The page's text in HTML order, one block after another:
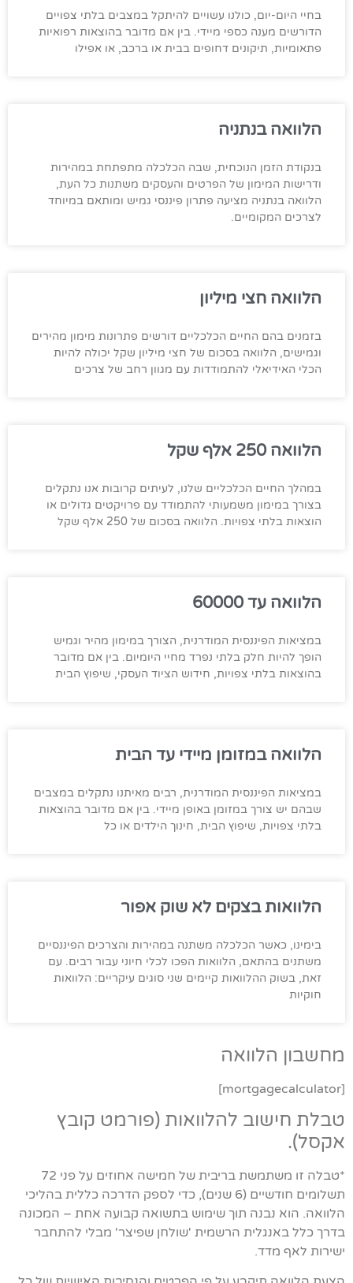
בחיי היום-יום, כולנו עשויים להיתקל במצבים בלתי צפויים
הדורשים מענה כספי מיידי. בין אם מדובר בהוצאות רפואיות
פתאומיות, תיקונים דחופים בבית או ברכב, או אפילו
הלוואה בנתניה
בנקודת הזמן הנוכחית, שבה הכלכלה מתפתחת במהירות
ודרישות המימון של הפרטים והעסקים משתנות כל העת,
הלוואה בנתניה מציעה פתרון פיננסי גמיש ומותאם במיוחד
לצרכים המקומיים.
הלוואה חצי מיליון
בזמנים בהם החיים הכלכליים דורשים פתרונות מימון מהירים
וגמישים, הלוואה בסכום של חצי מיליון שקל יכולה להיות
הכלי האידיאלי להתמודדות עם מגוון רחב של צרכים
הלוואה 250 אלף שקל
במהלך החיים הכלכליים שלנו, לעיתים קרובות אנו נתקלים
בצורך במימון משמעותי להתמודד עם פרויקטים גדולים או
הוצאות בלתי צפויות. הלוואה בסכום של 250 אלף שקל
הלוואה עד 60000
במציאות הפיננסית המודרנית, הצורך במימון מהיר וגמיש
הופך להיות חלק בלתי נפרד מחיי היומיום. בין אם מדובר
בהוצאות בלתי צפויות, חידוש הציוד העסקי, שיפוץ הבית
הלוואה במזומן מיידי עד הבית
במציאות הפיננסית המודרנית, רבים מאיתנו נתקלים במצבים
שבהם יש צורך במזומן באופן מיידי. בין אם מדובר בהוצאות
בלתי צפויות, שיפוץ הבית, חינוך הילדים או כל
הלוואות בצקים לא שוק אפור
בימינו, כאשר הכלכלה משתנה במהירות והצרכים הפיננסיים
משתנים בהתאם, הלוואות הפכו לכלי חיוני עבור רבים. עם
זאת, בשוק ההלוואות קיימים שני סוגים עיקריים: הלוואות
חוקיות
מחשבון הלוואה
[mortgagecalculator]
טבלת חישוב להלוואות (פורמט קובץ
אקסל).
*טבלה זו משתמשת בריבית של חמישה אחוזים על פני 72
תשלומים חודשיים (6 שנים), כדי לספק הדרכה כללית בהליכי
הלוואה. הוא נבנה תוך שימוש בתשואה קבועה אחת – המכונה
בדרך כלל באנגלית הרשמית 'שולחן שפיצר' מבלי להתחבר
ישירות לאף מדד.